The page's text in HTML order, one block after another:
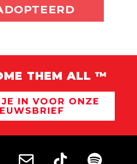
MIJ
THEM ALL ™
IN VOOR ONZE